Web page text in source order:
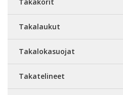
Takalaukut
Takalokasuojat
Takatelineet